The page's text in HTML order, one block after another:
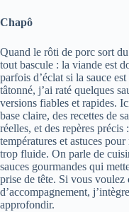
Chapô
Quand le rôti de porc sort
tout bascule : la viande est
parfois d’éclat si la sauce
tâtonné, j’ai raté quelques
versions fiables et rapides.
base claire, des recettes de
réelles, et des repères
températures et astuces
trop fluide. On parle de
sauces gourmandes qui
prise de tête. Si vous voulez
d’accompagnement,
approfondir.